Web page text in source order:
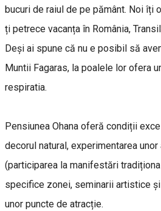
bucuri de raiul de pe pământ. Noi îți
ți petrece vacanța în România,
Deși ai spune că nu e posibil să
Muntii Fagaras, la poalele lor ofera
respiratia.
Pensiunea Ohana oferă condiții
decorul natural, experimentarea
(participarea la manifestări
specifice zonei, seminarii artistice
unor puncte de atracție.